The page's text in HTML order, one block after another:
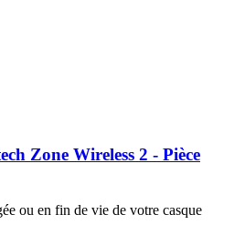
Zone Wireless 2 - Pièce
ou en fin de vie de votre casque